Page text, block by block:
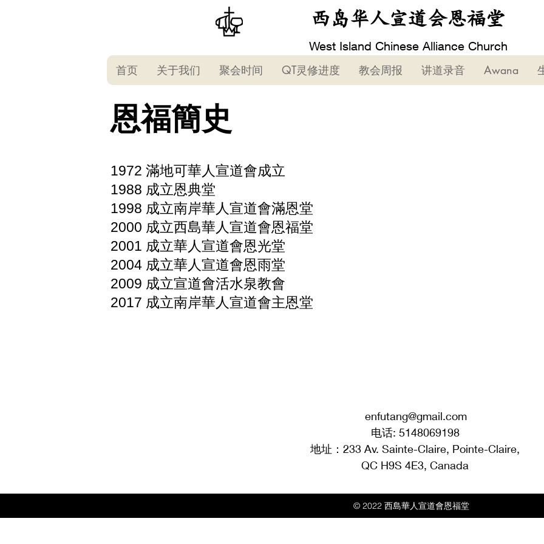
西岛华人宣道会恩福堂
West Island Chinese Alliance Church
首页 关于我们 聚会时间 QT灵修进度 教会周报 讲道录音 Awana
恩福簡史
1972 滿地可華人宣道會成立
1988 成立恩典堂
1998 成立南岸華人宣道會滿恩堂
2000 成立西島華人宣道會恩福堂
2001 成立華人宣道會恩光堂
2004 成立華人宣道會恩雨堂
2009 成立宣道會活水泉教會
​2017 成立南岸華人宣道會主恩堂
enfutang@gmail.com
电话: 5148069198
地址：233 Av. Sainte-Claire, Pointe-Claire,
QC H9S 4E3, Canada
© 2022 西島華人宣道會恩福堂